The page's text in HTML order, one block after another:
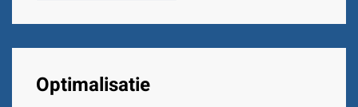
Optimalisatie